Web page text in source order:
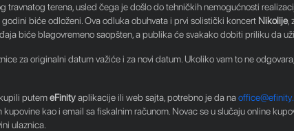
travnatog terena, usled čega je došlo do tehničkih nemogućnosti
godini biće odloženi. Ova odluka obuhvata i prvi solistički koncert Nikolije,
biće blagovremeno saopšten, a publika će svakako dobiti priliku da
za originalni datum važiće i za novi datum. Ukoliko vam to ne
putemeFinityaplikacije ili web sajta, potrebno je da na
kao i email sa fiskalnim računom. Novac se u slučaju online
ulaznica.